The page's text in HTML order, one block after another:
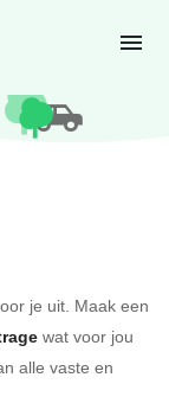
je uit. Maak een
wat voor jou
alle vaste en